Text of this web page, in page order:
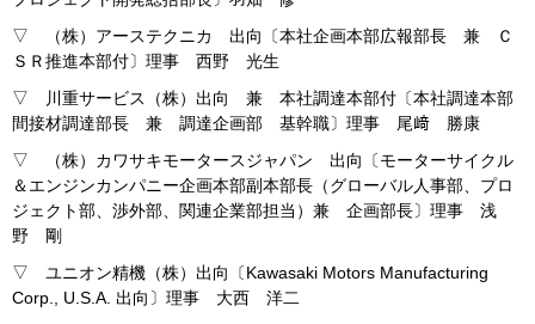
▽ （株）アーステクニカ 出向〔本社企画本部広報部長 兼 Ｃ
ＳＲ推進本部付〕理事 西野 光生
▽ 川重サービス（株）出向 兼 本社調達本部付〔本社調達本部
間接材調達部長 兼 調達企画部 基幹職〕理事 尾﨑 勝康
▽ （株）カワサキモータースジャパン 出向〔モーターサイクル
＆エンジンカンパニー企画本部副本部長（グローバル人事部、プロ
ジェクト部、渉外部、関連企業部担当）兼 企画部長〕理事 浅
野 剛
▽ ユニオン精機（株）出向〔Kawasaki Motors Manufacturing
Corp., U.S.A. 出向〕理事 大西 洋二